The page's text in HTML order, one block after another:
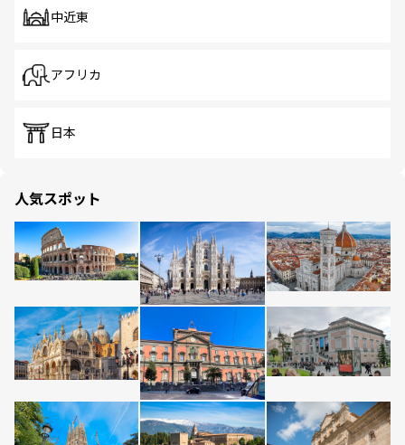
中近東
アフリカ
日本
人気スポット